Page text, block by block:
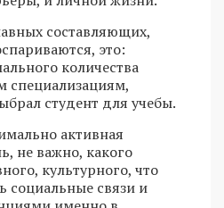
составляющих,
это:
количества
специализациям,
студент для учебы.
активная
не важно, какого
культурного, что
социальные связи и